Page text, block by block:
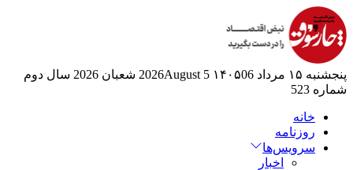
پنجشنبه ۱۵ مرداد ۱۴۰۵ 06 2026August 5 شعبان 2026
سال دوم
شماره 523
خانه
روزنامه
سرویس‌ها
اخبار